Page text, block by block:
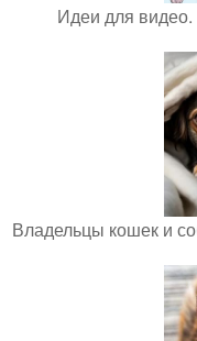
Идеи для
Владельцы кошек и